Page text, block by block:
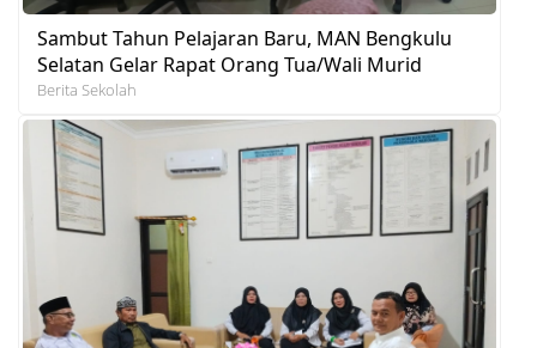
Sambut Tahun Pelajaran Baru, MAN Bengkulu
Selatan Gelar Rapat Orang Tua/Wali Murid
Berita Sekolah